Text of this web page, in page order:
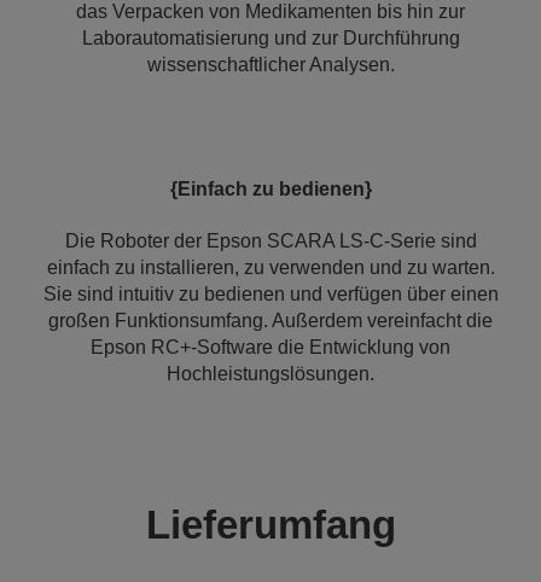
das Verpacken von Medikamenten bis hin zur
Laborautomatisierung und zur Durchführung
wissenschaftlicher Analysen.
{Einfach zu bedienen}
Die Roboter der Epson SCARA LS-C-Serie sind
einfach zu installieren, zu verwenden und zu warten.
Sie sind intuitiv zu bedienen und verfügen über einen
großen Funktionsumfang. Außerdem vereinfacht die
Epson RC+-Software die Entwicklung von
Hochleistungslösungen.
Lieferumfang